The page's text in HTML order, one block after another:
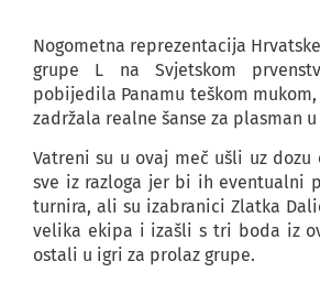
Nogometna reprezentacija
grupe L na Svjetskom
pobijedila Panamu teškom
zadržala realne šanse za plasman
Vatreni su u ovaj meč ušli uz dozu
sve iz razloga jer bi ih eventualni
turnira, ali su izabranici Zlatka
velika ekipa i izašli s tri boda iz
ostali u igri za prolaz grupe.